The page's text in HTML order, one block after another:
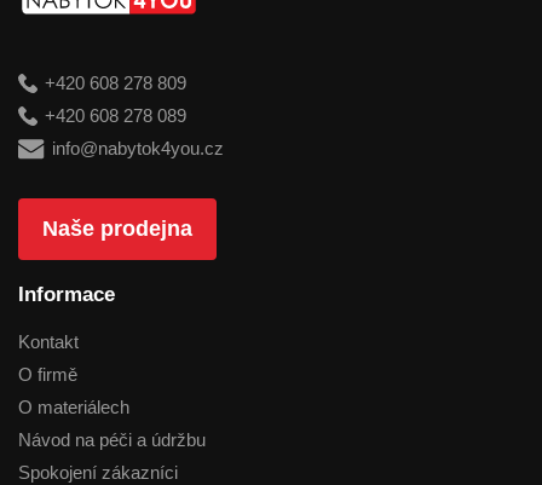
+420 608 278 809
+420 608 278 089
info@nabytok4you.cz
Naše prodejna
Informace
Kontakt
O firmě
O materiálech
Návod na péči a údržbu
Spokojení zákazníci